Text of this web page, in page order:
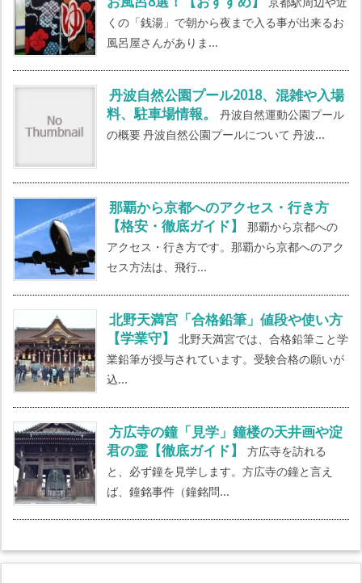
くの「銭湯」で朝から夜まで入る事が出来るお
風呂屋さんがありま...
丹波自然公園プール2018、混雑や入場
料、駐車場情報。
丹波自然運動公園プール
の概要 丹波自然公園プールについて 丹波...
那覇から京都へのアクセス・行き方
【格安・徹底ガイド】
那覇から京都への
アクセス・行き方です。那覇から京都へのアク
セス方法は、飛行...
北野天満宮「合格鉛筆」値段や使い方
【学業守】
北野天満宮では、合格鉛筆こと学
業鉛筆が授与されています。受験合格の願いが
込...
方広寺の鐘「見学」鐘楼の天井画や淀
君の霊【徹底ガイド】
方広寺を訪れる
と、必ず鐘を見学します。方広寺の鐘と言え
ば、鐘銘事件（鐘銘問...